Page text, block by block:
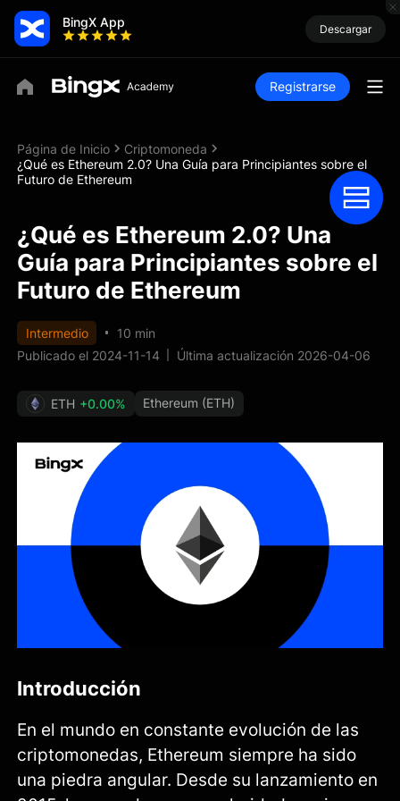
BingX App Descargar
Registrarse
Página de Inicio
Criptomoneda
¿Qué es Ethereum 2.0? Una Guía para Principiantes sobre el
Futuro de Ethereum
¿Qué es Ethereum 2.0? Una
Guía para Principiantes sobre el
Futuro de Ethereum
Intermedio
10 min
Publicado el 2024-11-14
Última actualización 2026-04-06
ETH +0.00% Ethereum (ETH)
Introducción
En el mundo en constante evolución de las
criptomonedas, Ethereum siempre ha sido
una piedra angular. Desde su lanzamiento en